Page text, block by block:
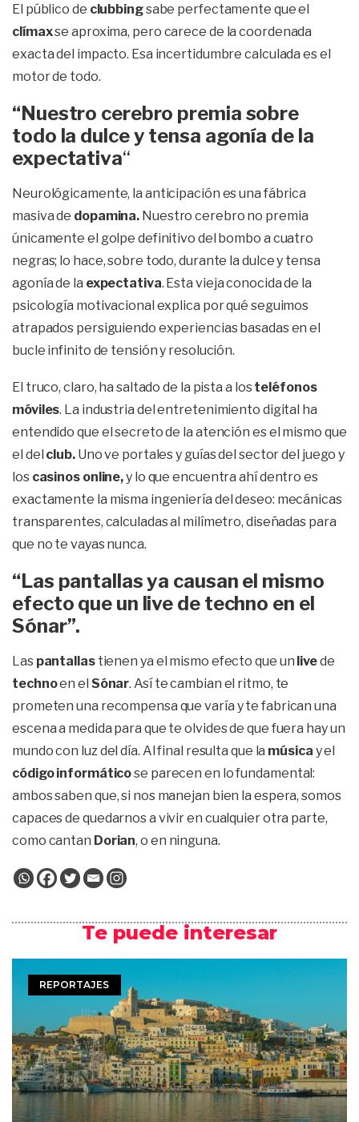
El público de clubbingsabe perfectamente que el
clímaxse aproxima, pero carece de la coordenada
exacta del impacto. Esa incertidumbre calculada es el
motor de todo.
“Nuestro cerebro premia sobre
todo la dulce y tensa agonía de la
expectativa“
Neurológicamente, la anticipación es una fábrica
masiva de dopamina. Nuestro cerebro no premia
únicamente el golpe definitivo del bombo a cuatro
negras; lo hace, sobre todo, durante la dulce y tensa
agonía de la expectativa. Esta vieja conocida de la
psicología motivacional explica por qué seguimos
atrapados persiguiendo experiencias basadas en el
bucle infinito de tensión y resolución.
El truco, claro, ha saltado de la pista a losteléfonos
móviles. La industria del entretenimiento digital ha
entendido que el secreto de la atención es el mismo que
el del club.Uno ve portales y guías del sector del juego y
los casinos online,y lo que encuentra ahí dentro es
exactamente la misma ingeniería del deseo: mecánicas
transparentes, calculadas al milímetro, diseñadas para
que no te vayas nunca.
“Las pantallas ya causan el mismo
efecto que un live de techno en el
Sónar”.
Las pantallas tienen ya el mismo efecto que un livede
technoen el Sónar. Así te cambian el ritmo, te
prometen una recompensa que varía y te fabrican una
escena a medida para que te olvides de que fuera hay un
mundo con luz del día. Al final resulta que la música y el
código informáticose parecen en lo fundamental:
ambos saben que, si nos manejan bien la espera, somos
capaces de quedarnos a vivir en cualquier otra parte,
como cantan Dorian, o en ninguna.
Te puede interesar
REPORTAJES